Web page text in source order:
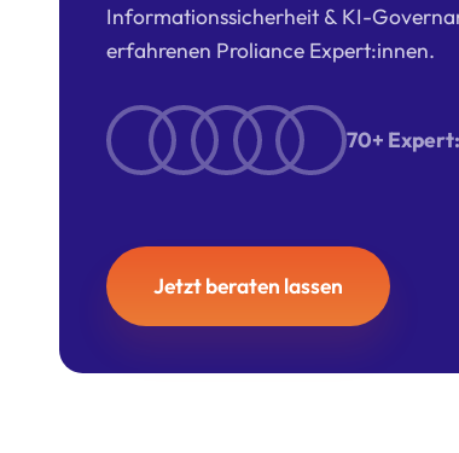
Informationssicherheit & KI-
erfahrenen Proliance Expert:innen.
70+
Jetzt beraten lassen